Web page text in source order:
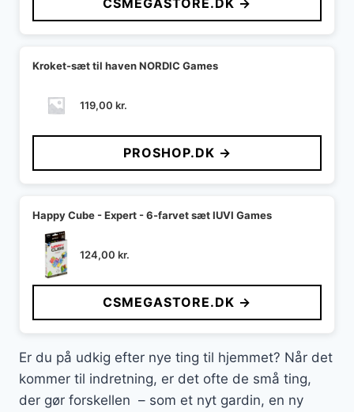
Kroket-sæt til haven NORDIC Games
119,00 kr.
PROSHOP.DK →
Happy Cube - Expert - 6-farvet sæt IUVI Games
124,00 kr.
CSMEGASTORE.DK →
Er du på udkig efter nye ting til hjemmet? Når det
kommer til indretning, er det ofte de små ting,
der gør forskellen – som et nyt gardin, en ny